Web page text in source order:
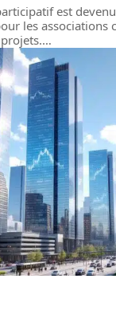
est
les associations
…